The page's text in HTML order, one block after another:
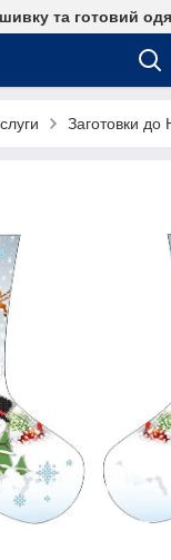
та готовий
Заготовки до